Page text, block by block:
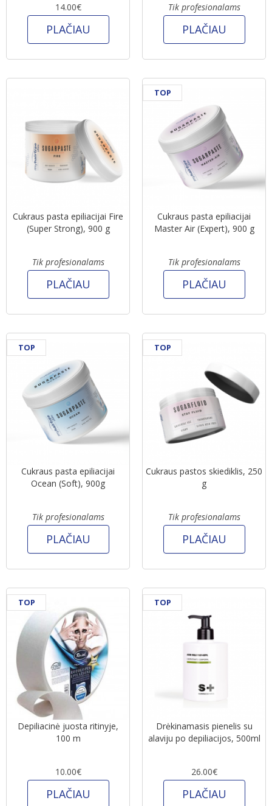
14.00€
PLAČIAU
Tik profesionalams
PLAČIAU
Cukraus pasta epiliacijai Fire
(Super Strong), 900 g
Tik profesionalams
PLAČIAU
Cukraus pasta epiliacijai
Master Air (Expert), 900 g
Tik profesionalams
PLAČIAU
TOP
Cukraus pasta epiliacijai
Ocean (Soft), 900g
Tik profesionalams
PLAČIAU
TOP
Cukraus pastos skiediklis, 250
g
Tik profesionalams
PLAČIAU
TOP
Depiliacinė juosta ritinyje,
100 m
10.00€
PLAČIAU
TOP
Drėkinamasis pienelis su
alaviju po depiliacijos, 500ml
26.00€
PLAČIAU
TOP